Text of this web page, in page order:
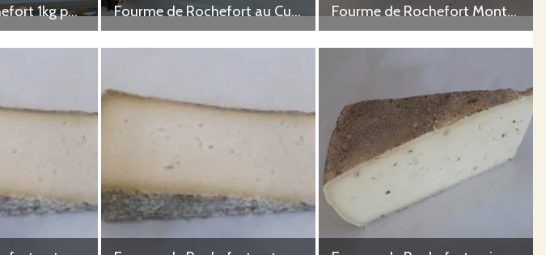
Fourme de Rochefort 1kg poivrée Fourme de Rochefort au Cumin 1kg Fourme de Rochefort Montagne au Cumin environ 300g